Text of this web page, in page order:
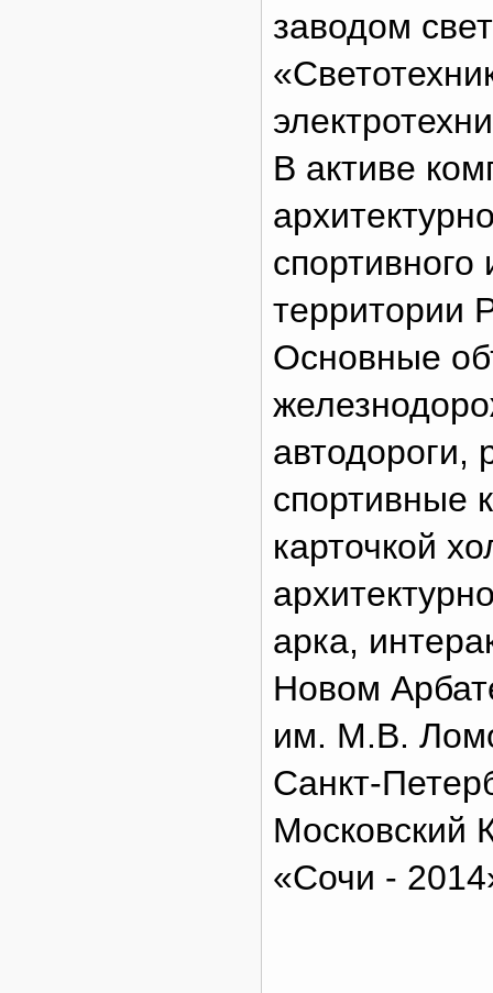
заводом
В активе
территории
Основные
автодороги,
спортивные
карточкой
арка,
Новом
им. М.В.
Санкт-
Московский
«Сочи -